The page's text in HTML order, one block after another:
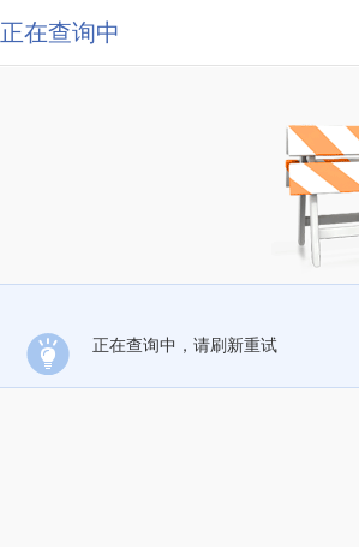
正在查询中
正在查询中，请刷新重试